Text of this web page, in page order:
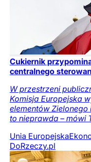
Cukiernik
centralnego
W przestrzeni
Komisja Europejska
elementów Zielonego
to nieprawda – mówi
Unia Europejska
DoRzeczy.pl